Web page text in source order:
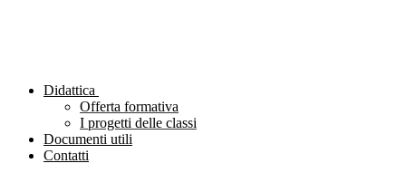
Didattica
Offerta formativa
I progetti delle classi
Documenti utili
Contatti